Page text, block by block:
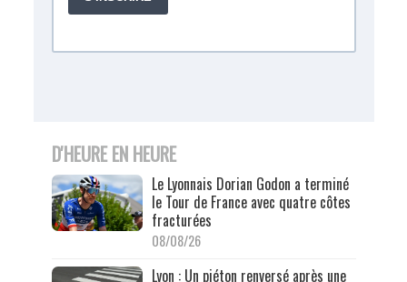
D'HEURE EN HEURE
Le Lyonnais Dorian Godon a terminé
le Tour de France avec quatre côtes
fracturées
08/08/26
Lyon : Un piéton renversé après une